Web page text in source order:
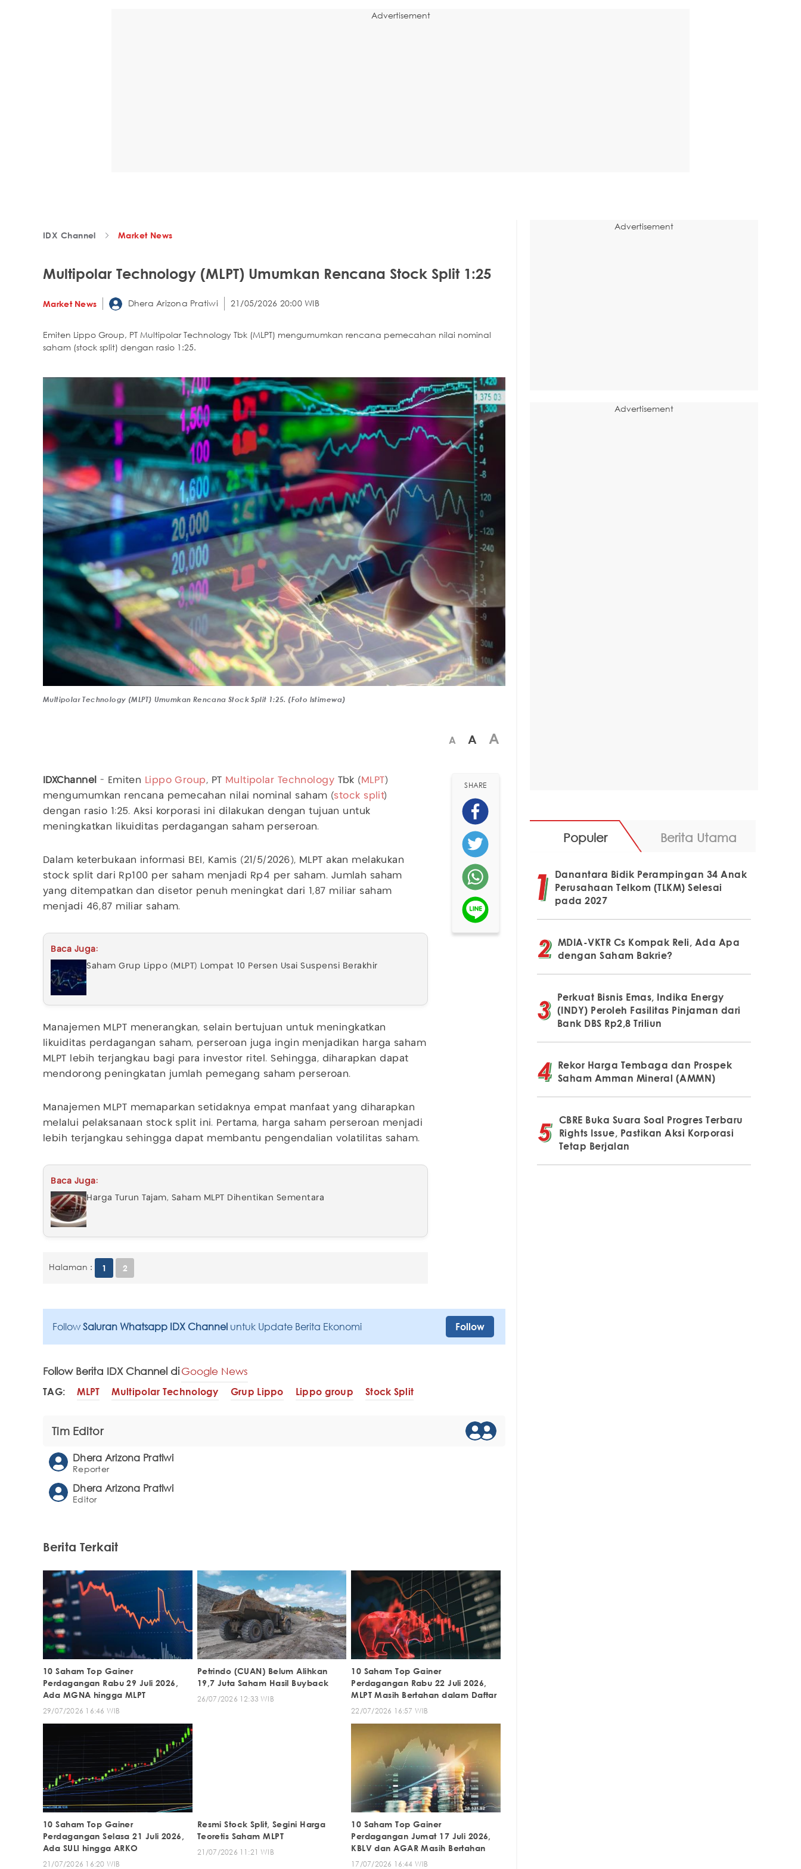
Advertisement
IDX Channel Market News
Multipolar Technology (MLPT) Umumkan Rencana Stock Split 1:25
Market News Dhera Arizona Pratiwi 21/05/2026 20:00 WIB
Emiten Lippo Group, PT Multipolar Technology Tbk (MLPT) mengumumkan rencana pemecahan nilai nominal
saham (stock split) dengan rasio 1:25.
Multipolar Technology (MLPT) Umumkan Rencana Stock Split 1:25. (Foto Istimewa)
A A A
IDXChannel - Emiten Lippo Group , PT Multipolar Technology Tbk ( MLPT )
mengumumkan rencana pemecahan nilai nominal saham (stock split)
dengan rasio 1:25. Aksi korporasi ini dilakukan dengan tujuan untuk
meningkatkan likuiditas perdagangan saham perseroan.
Dalam keterbukaan informasi BEI, Kamis (21/5/2026), MLPT akan melakukan
stock split dari Rp100 per saham menjadi Rp4 per saham. Jumlah saham
yang ditempatkan dan disetor penuh meningkat dari 1,87 miliar saham
menjadi 46,87 miliar saham.
Baca Juga:
Saham Grup Lippo (MLPT) Lompat 10 Persen Usai Suspensi Berakhir
Manajemen MLPT menerangkan, selain bertujuan untuk meningkatkan
likuiditas perdagangan saham, perseroan juga ingin menjadikan harga saham
MLPT lebih terjangkau bagi para investor ritel. Sehingga, diharapkan dapat
mendorong peningkatan jumlah pemegang saham perseroan.
Manajemen MLPT memaparkan setidaknya empat manfaat yang diharapkan
melalui pelaksanaan stock split ini. Pertama, harga saham perseroan menjadi
lebih terjangkau sehingga dapat membantu pengendalian volatilitas saham.
Baca Juga:
Harga Turun Tajam, Saham MLPT Dihentikan Sementara
Halaman : 1 2
SHARE
Follow Saluran Whatsapp IDX Channel untuk Update Berita Ekonomi Follow
Follow Berita IDX Channel diGoogle News
TAG: MLPT Multipolar Technology Grup Lippo Lippo group Stock Split
Tim Editor
Dhera Arizona Pratiwi
Reporter
Dhera Arizona Pratiwi
Editor
Berita Terkait
10 Saham Top Gainer
Perdagangan Rabu 29 Juli 2026,
Ada MGNA hingga MLPT
29/07/2026 16:46 WIB
Petrindo (CUAN) Belum Alihkan
19,7 Juta Saham Hasil Buyback
26/07/2026 12:33 WIB
10 Saham Top Gainer
Perdagangan Rabu 22 Juli 2026,
MLPT Masih Bertahan dalam Daftar
22/07/2026 16:57 WIB
10 Saham Top Gainer
Perdagangan Selasa 21 Juli 2026,
Ada SULI hingga ARKO
21/07/2026 16:20 WIB
Resmi Stock Split, Segini Harga
Teoretis Saham MLPT
21/07/2026 11:21 WIB
10 Saham Top Gainer
Perdagangan Jumat 17 Juli 2026,
KBLV dan AGAR Masih Bertahan
17/07/2026 16:44 WIB
Advertisement
Advertisement
Populer Berita Utama
Danantara Bidik Perampingan 34 Anak
Perusahaan Telkom (TLKM) Selesai
pada 2027
MDIA-VKTR Cs Kompak Reli, Ada Apa
dengan Saham Bakrie?
Perkuat Bisnis Emas, Indika Energy
(INDY) Peroleh Fasilitas Pinjaman dari
Bank DBS Rp2,8 Triliun
Rekor Harga Tembaga dan Prospek
Saham Amman Mineral (AMMN)
CBRE Buka Suara Soal Progres Terbaru
Rights Issue, Pastikan Aksi Korporasi
Tetap Berjalan